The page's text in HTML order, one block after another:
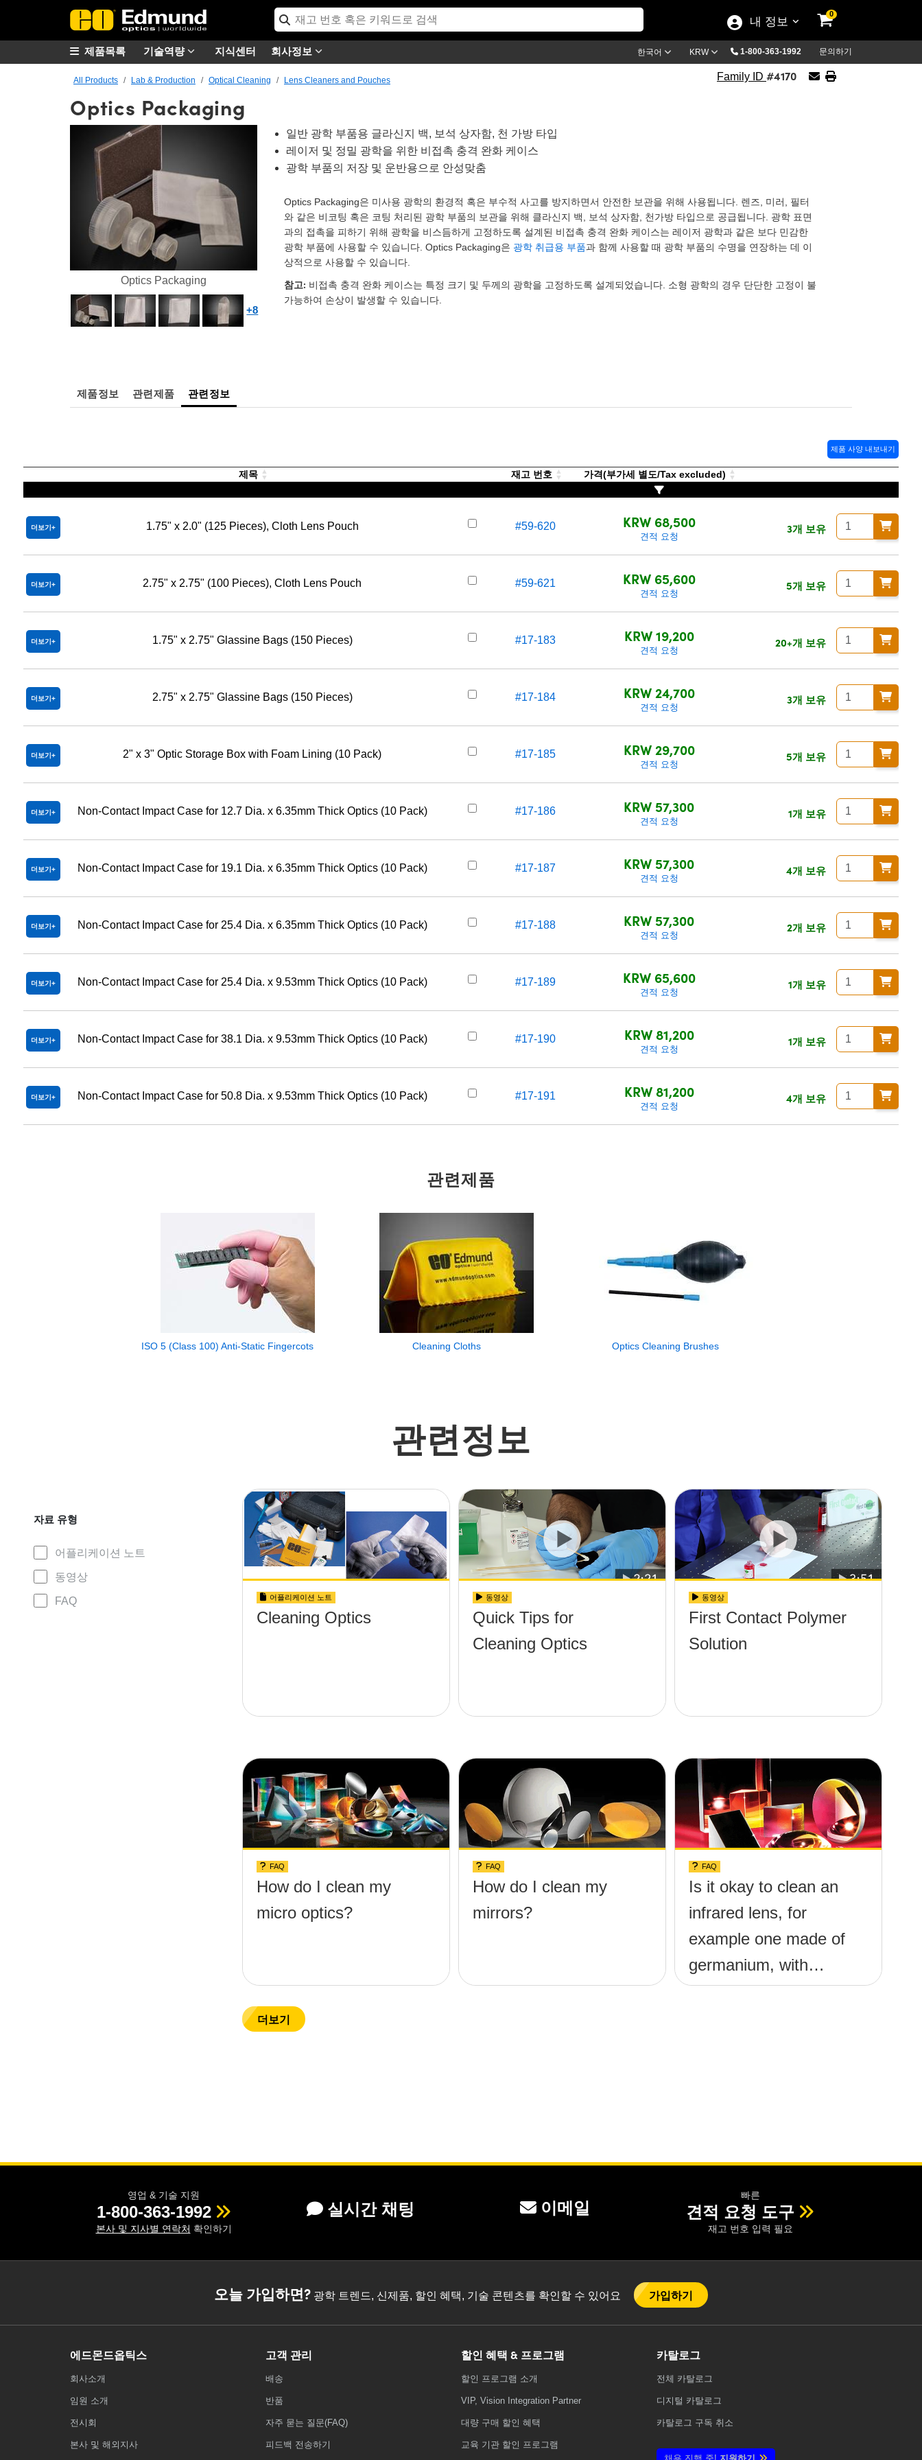
내 정보
0
기술역량 지식센터 회사정보 한국어 KRW 1-800-363-1992 문의하기
제품목록
All Products Lab & Production Optical Cleaning Lens Cleaners and Pouches Family ID #4170
Optics Packaging
Optics Packaging
+8
일반 광학 부품용 글라신지 백, 보석 상자함, 천 가방 타입
레이저 및 정밀 광학을 위한 비접촉 충격 완화 케이스
광학 부품의 저장 및 운반용으로 안성맞춤
Optics Packaging은 미사용 광학의 환경적 혹은 부수적 사고를 방지하면서 안전한 보관을 위해 사용됩니다. 렌즈, 미러, 필터
와 같은 비코팅 혹은 코팅 처리된 광학 부품의 보관을 위해 클라신지 백, 보석 상자함, 천가방 타입으로 공급됩니다. 광학 표면
과의 접촉을 피하기 위해 광학을 비스듬하게 고정하도록 설계된 비접촉 충격 완화 케이스는 레이저 광학과 같은 보다 민감한
광학 부품에 사용할 수 있습니다. Optics Packaging은 광학 취급용 부품과 함께 사용할 때 광학 부품의 수명을 연장하는 데 이
상적으로 사용할 수 있습니다.
참고: 비접촉 충격 완화 케이스는 특정 크기 및 두께의 광학을 고정하도록 설계되었습니다. 소형 광학의 경우 단단한 고정이 불
가능하여 손상이 발생할 수 있습니다.
제품정보 관련제품 관련정보
제품 사양 내보내기
제목 재고 번호 가격(부가세 별도/Tax excluded)
더보기 1.75" x 2.0" (125 Pieces), Cloth Lens Pouch #59-620 KRW 68,500
견적 요청
3개 보유
더보기 2.75" x 2.75" (100 Pieces), Cloth Lens Pouch #59-621 KRW 65,600
견적 요청
5개 보유
더보기 1.75" x 2.75" Glassine Bags (150 Pieces) #17-183 KRW 19,200
견적 요청
20+개 보유
더보기 2.75" x 2.75" Glassine Bags (150 Pieces) #17-184 KRW 24,700
견적 요청
3개 보유
더보기 2" x 3" Optic Storage Box with Foam Lining (10 Pack) #17-185 KRW 29,700
견적 요청
5개 보유
더보기 Non-Contact Impact Case for 12.7 Dia. x 6.35mm Thick Optics (10 Pack) #17-186 KRW 57,300
견적 요청
1개 보유
더보기 Non-Contact Impact Case for 19.1 Dia. x 6.35mm Thick Optics (10 Pack) #17-187 KRW 57,300
견적 요청
4개 보유
더보기 Non-Contact Impact Case for 25.4 Dia. x 6.35mm Thick Optics (10 Pack) #17-188 KRW 57,300
견적 요청
2개 보유
더보기 Non-Contact Impact Case for 25.4 Dia. x 9.53mm Thick Optics (10 Pack) #17-189 KRW 65,600
견적 요청
1개 보유
더보기 Non-Contact Impact Case for 38.1 Dia. x 9.53mm Thick Optics (10 Pack) #17-190 KRW 81,200
견적 요청
1개 보유
더보기 Non-Contact Impact Case for 50.8 Dia. x 9.53mm Thick Optics (10 Pack) #17-191 KRW 81,200
견적 요청
4개 보유
관련제품
ISO 5 (Class 100) Anti-Static Fingercots Cleaning Cloths Optics Cleaning Brushes
관련정보
자료 유형
어플리케이션 노트
동영상
FAQ 어플리케이션 노트
Cleaning Optics
동영상
Quick Tips for
Cleaning Optics
동영상
First Contact Polymer
Solution
FAQ
How do I clean my
micro optics?
FAQ
How do I clean my
mirrors?
FAQ
Is it okay to clean an
infrared lens, for
example one made of
germanium, with
ethanol?
더보기
영업 & 기술 지원
1-800-363-1992
본사 및 지사별 연락처 확인하기
실시간 채팅 이메일
빠른
견적 요청 도구
재고 번호 입력 필요
오늘 가입하면?광학 트렌드, 신제품, 할인 혜택, 기술 콘텐츠를 확인할 수 있어요 가입하기
에드몬드옵틱스
회사소개
임원 소개
전시회
본사 및 해외지사
고객 관리
배송
반품
자주 묻는 질문(FAQ)
피드백 전송하기
할인 혜택 & 프로그램
할인 프로그램 소개
VIP, Vision Integration Partner
대량 구매 할인 혜택
교육 기관 할인 프로그램
카탈로그
전체 카탈로그
디지털 카탈로그
카탈로그 구독 취소